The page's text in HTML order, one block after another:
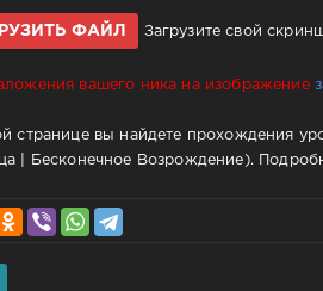
ФАЙЛ Загрузите свой
вашего ника на изображение
странице вы найдете прохождения
| Бесконечное Возрождение).